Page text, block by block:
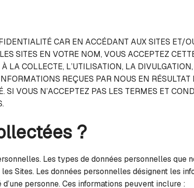
CAR EN ACCÉDANT AUX SITES ET/
SITES EN VOTRE NOM, VOUS ACCEPTEZ
LA COLLECTE, L’UTILISATION, LA
REÇUES PAR NOUS EN RÉSULTAT
VOUS N’ACCEPTEZ PAS LES TERMES ET
?
Les types de données personnelles que
Sites. Les données personnelles désignent les
personne. Ces informations peuvent inclure :